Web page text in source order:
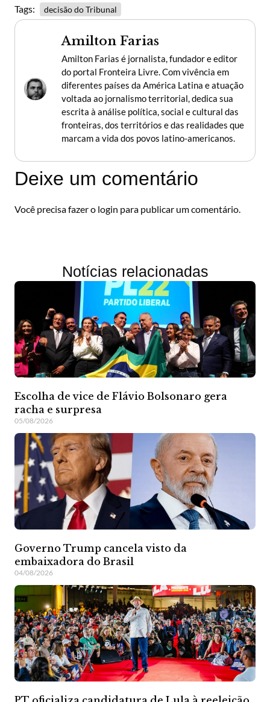
Tags: decisão do Tribunal
Amilton Farias
Amilton Farias é jornalista, fundador e editor
do portal Fronteira Livre. Com vivência em
diferentes países da América Latina e atuação
voltada ao jornalismo territorial, dedica sua
escrita à análise política, social e cultural das
fronteiras, dos territórios e das realidades que
marcam a vida dos povos latino-americanos.
Deixe um comentário
Você precisa fazer o login para publicar um comentário.
Notícias relacionadas
Escolha de vice de Flávio Bolsonaro gera
racha e surpresa
05/08/2026
Governo Trump cancela visto da
embaixadora do Brasil
04/08/2026